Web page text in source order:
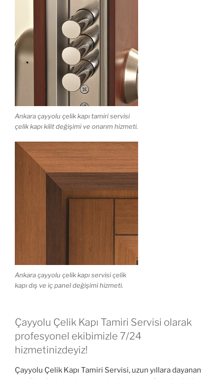
Ankara çayyolu çelik kapı tamiri servisi
çelik kapı kilit değişimi ve onarım hizmeti.
Ankara çayyolu çelik kapı servisi çelik
kapı dış ve iç panel değişimi hizmeti.
Çayyolu Çelik Kapı Tamiri Servisi olarak
profesyonel ekibimizle 7/24
hizmetinizdeyiz!
Çayyolu Çelik Kapı Tamiri Servisi, uzun yıllara dayanan